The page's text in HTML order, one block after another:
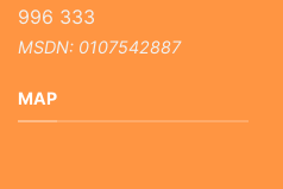
996 333
MSDN: 0107542887
MAP